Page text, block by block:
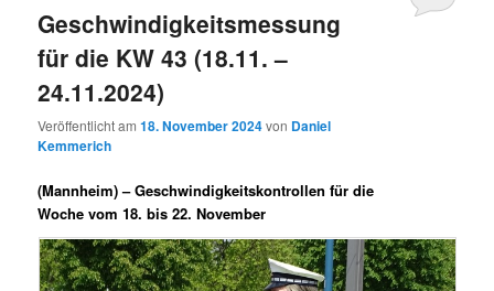
Geschwindigkeitsmessung
für die KW 43 (18.11. –
24.11.2024)
Veröffentlicht am18. November 2024von Daniel
Kemmerich
(Mannheim) –Geschwindigkeitskontrollen für die
Woche vom 18. bis 22. November